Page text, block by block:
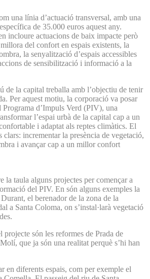
una línia d’actuació transversal, amb una
de 35.000 euros aquest any.
incloure actuacions de baix impacte però
del confort en espais existents, la
la senyalització d’espais accessibles
de sensibilització i informació a la
de la capital treballa amb l’objectiu de tenir
Per aquest motiu, la corporació va posar
Programa d’Impuls Verd (PIV), una
l’espai urbà de la capital cap a un
i adaptat als reptes climàtics. El
incrementar la presència de vegetació,
i avançar cap a un millor confort
la taula alguns projectes per començar a
del PIV. En són alguns exemples la
el berenador de la zona de la
a Santa Coloma, on s’instal·larà vegetació
projecte són les reformes de Prada de
que ja són una realitat perquè s’hi han
en diferents espais, com per exemple el